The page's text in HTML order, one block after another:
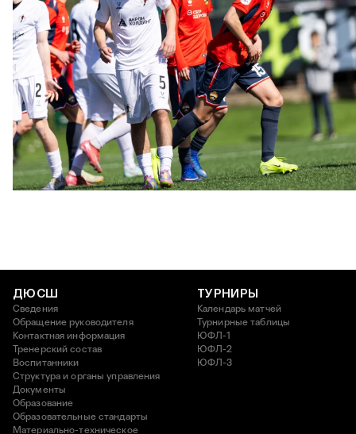
ЮФЛ U17 | ПФК ЦСКА - Акрон - Академия Коноплёва
26 АПРЕЛЯ 2026 18:11
ДЮСШ
Сведения
Обращение руководителя
Контактная информация
Тренерский состав
Воспитанники
Структура и органы управления
Документы
Образование
Образовательные стандарты
Материально-техническое
ТУРНИРЫ
Календарь матчей
Турнирные таблицы
ЮФЛ-1
ЮФЛ-2
ЮФЛ-3